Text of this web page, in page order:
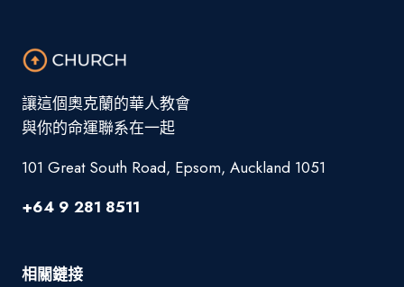
讓這個奧克蘭的華人教會
與你的命運聯系在一起
101 Great South Road, Epsom, Auckland 1051
+64 9 281 8511
相關鏈接